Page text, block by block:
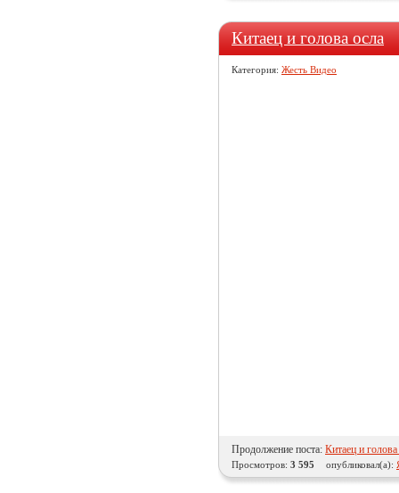
Китаец и голова осла
Категория: Жесть Видео
Продолжение поста: Китаец и голова
Просмотров: 3 595 опубликовал(а):